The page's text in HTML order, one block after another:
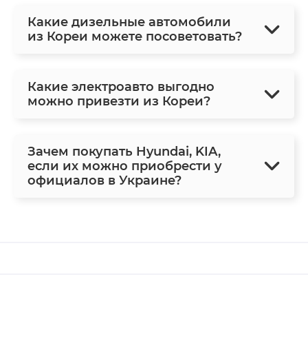
Какие дизельные автомобили
из Кореи можете посоветовать?
Какие электроавто выгодно
можно привезти из Кореи?
Зачем покупать Hyundai, KIA,
если их можно приобрести у
официалов в Украине?